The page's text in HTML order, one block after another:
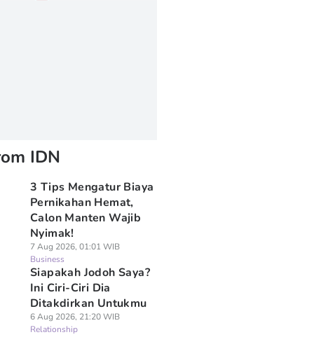
IDN
3 Tips Mengatur Biaya
Pernikahan Hemat,
Calon Manten Wajib
Nyimak!
7 Aug 2026, 01:01 WIB
Business
Siapakah Jodoh Saya?
Ini Ciri-Ciri Dia
Ditakdirkan Untukmu
6 Aug 2026, 21:20 WIB
Relationship